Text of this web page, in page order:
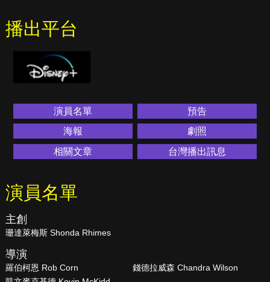
播出平台
演員名單
預告
海報
劇照
相關文章
台灣播出訊息
演員名單
主創
珊達萊梅斯 Shonda Rhimes
導演
羅伯柯恩 Rob Corn
錢德拉威森 Chandra Wilson